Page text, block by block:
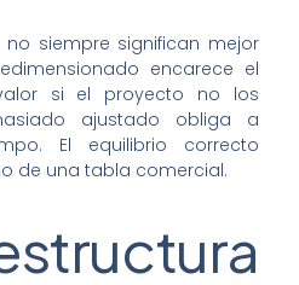
siempre significan mejor
encarece el
si el proyecto no los
ajustado obliga a
El equilibrio correcto
de una tabla comercial.